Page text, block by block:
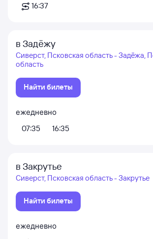
16:37
в Задёжу
Сиверст, Псковская область - Задёжа,
область
Найти билеты
ежедневно
07:35
16:35
в Закрутье
Сиверст, Псковская область - Закрутье
Найти билеты
ежедневно